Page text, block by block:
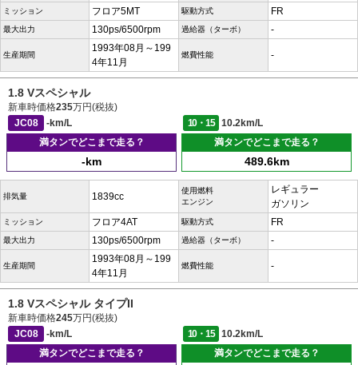
ミッション フロア5MT 駆動方式 FR
最大出力 130ps/6500rpm 過給器（ターボ） -
生産期間
1993年08月～199
4年11月
燃費性能 -
1.8 Vスペシャル
新車時価格235万円(税抜)
JC08
-km/L 10・15
10.2km/L
満タンでどこまで走る？
-km
満タンでどこまで走る？
489.6km
排気量 1839cc
使用燃料
エンジン
レギュラー
ガソリン
ミッション フロア4AT 駆動方式 FR
最大出力 130ps/6500rpm 過給器（ターボ） -
生産期間
1993年08月～199
4年11月
燃費性能 -
1.8 Vスペシャル タイプII
新車時価格245万円(税抜)
JC08
-km/L 10・15
10.2km/L
満タンでどこまで走る？
満タンでどこまで走る？